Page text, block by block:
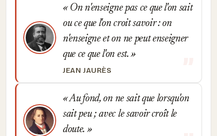
On n'enseigne pas ce que l'on sait
ou ce que l'on croit savoir : on
n'enseigne et on ne peut enseigner
que ce que l'on est.
JEAN JAURÈS
Au fond, on ne sait que lorsqu'on
sait peu ; avec le savoir croît le
doute.